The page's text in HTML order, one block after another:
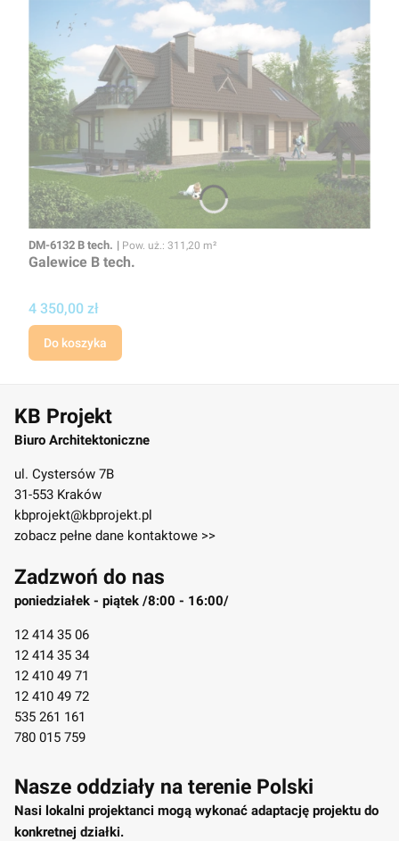
Kod
DM-6132 B tech. Powierzchnia użytkowa
Pow. uż.: 311,20 m²
Galewice B tech.
Cena
4 350,00 zł
Do koszyka
KB Projekt
Biuro Architektoniczne
ul. Cystersów 7B
31-553 Kraków
kbprojekt@kbprojekt.pl
zobacz pełne dane kontaktowe >>
Zadzwoń do nas
poniedziałek - piątek /8:00 - 16:00/
12 414 35 06
12 414 35 34
12 410 49 71
12 410 49 72
535 261 161
780 015 759
Nasze oddziały na terenie Polski
Nasi lokalni projektanci mogą wykonać adaptację projektu do
konkretnej działki.